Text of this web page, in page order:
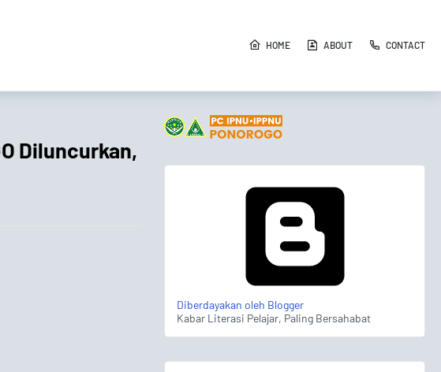
HOME ABOUT CONTACT
Diluncurkan,
Diberdayakan oleh Blogger
Kabar Literasi Pelajar, Paling Bersahabat